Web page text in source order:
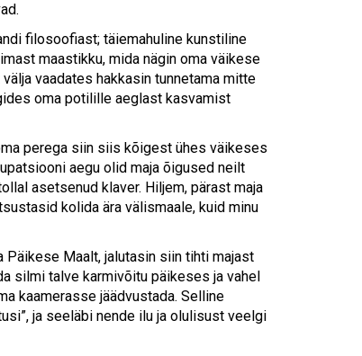
device
users
can
swipe
gestures.
filosoofiast; täiemahuline kunstiline
maastikku, mida nägin oma väikese
vaadates hakkasin tunnetama mitte
oma potilille aeglast kasvamist
perega siin siis kõigest ühes väikeses
aegu olid maja õigused neilt
asetsenud klaver. Hiljem, pärast maja
kolida ära välismaale, kuid minu
Maalt, jalutasin siin tihti majast
silmi talve karmivõitu päikeses ja vahel
kaamerasse jäädvustada. Selline
ja seeläbi nende ilu ja olulisust veelgi